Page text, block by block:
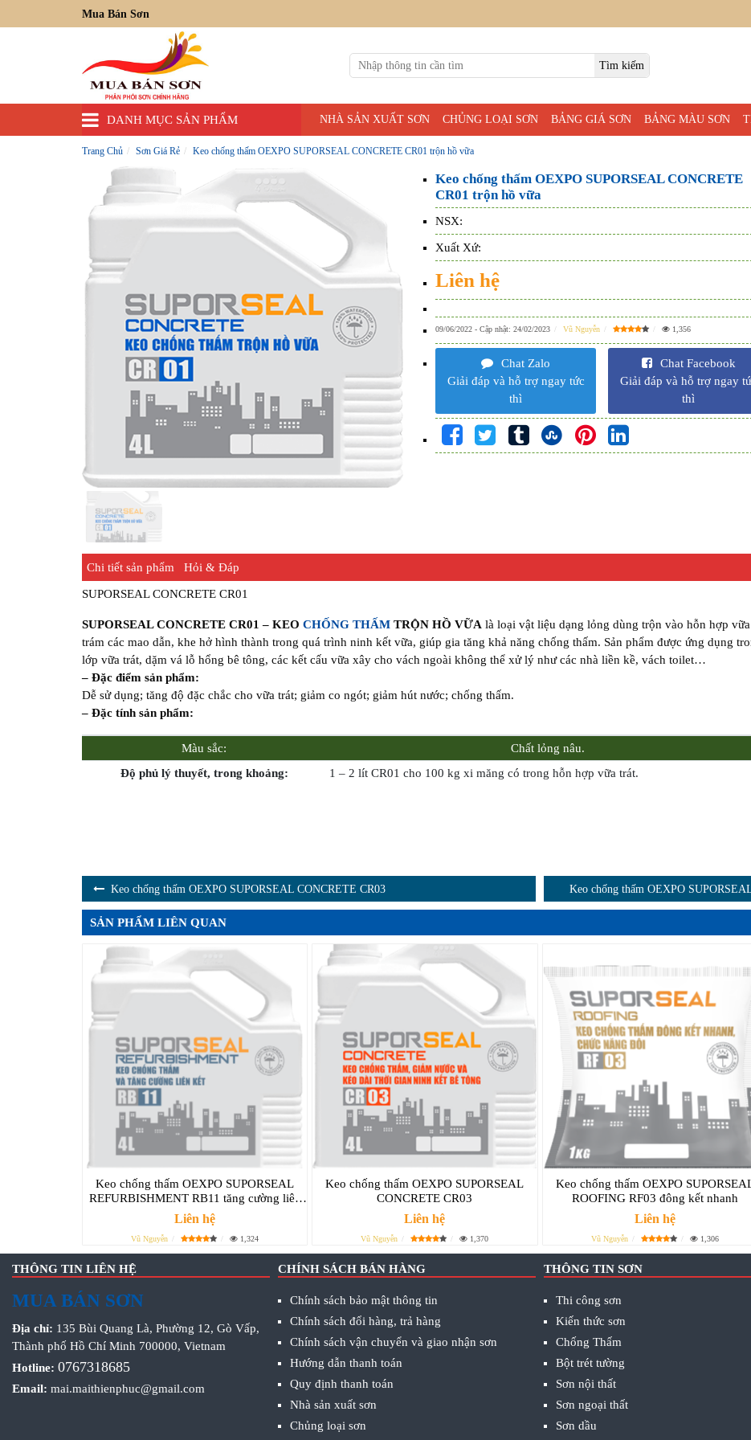
Mua Bán Sơn
DANH MỤC SẢN PHẨM NHÀ SẢN XUẤT SƠN CHỦNG LOẠI SƠN BẢNG GIÁ SƠN BẢNG MÀU SƠN
Trang Chủ Sơn Giá Rẻ Keo chống thấm OEXPO SUPORSEAL CONCRETE CR01 trộn hồ vữa
Keo chống thấm OEXPO SUPORSEAL CONCRETE
CR01 trộn hồ vữa
NSX:
Xuất Xứ:
Liên hệ
09/06/2022 - Cập nhật: 24/02/2023 Vũ Nguyễn 1,356
Chat Zalo
Giải đáp và hỗ trợ ngay tức
thì
Chat Facebook
Giải đáp và hỗ trợ ngay
thì
Chi tiết sản phẩm Hỏi & Đáp
SUPORSEAL CONCRETE CR01
SUPORSEAL CONCRETE CR01 – KEO CHỐNG THẤM TRỘN HỒ VỮA là loại vật liệu dạng lỏng dùng trộn vào hỗn hợp
trám các mao dẫn, khe hở hình thành trong quá trình ninh kết vữa, giúp gia tăng khả năng chống thấm. Sản phẩm được ứng dụng
lớp vữa trát, dặm vá lỗ hổng bê tông, các kết cấu vữa xây cho vách ngoài không thể xử lý như các nhà liền kề, vách toilet…
– Đặc điểm sản phẩm:
Dễ sử dụng; tăng độ đặc chắc cho vữa trát; giảm co ngót; giảm hút nước; chống thấm.
– Đặc tính sản phẩm:
Màu sắc:
Chất lỏng nâu.
Độ phủ lý thuyết, trong khoảng:
1 – 2 lít CR01 cho 100 kg xi măng có trong hỗn hợp vữa trát.
Keo chống thấm OEXPO SUPORSEAL CONCRETE CR03 Keo chống thấm OEXPO
SẢN PHẨM LIÊN QUAN
Keo chống thấm OEXPO SUPORSEAL
REFURBISHMENT RB11 tăng cường liên
kết
Liên hệ
Vũ Nguyễn 1,324
Keo chống thấm OEXPO SUPORSEAL
CONCRETE CR03
Liên hệ
Vũ Nguyễn 1,370
Keo chống thấm OEXPO
ROOFING RF03 đông kết nhanh
Liên hệ
Vũ Nguyễn 1,306
THÔNG TIN LIÊN HỆ
MUA BÁN SƠN
Địa chỉ: 135 Bùi Quang Là, Phường 12, Gò Vấp,
Thành phố Hồ Chí Minh 700000, Vietnam
Hotline: 0767318685
Email: mai.maithienphuc@gmail.com
CHÍNH SÁCH BÁN HÀNG
Chính sách bảo mật thông tin
Chính sách đổi hàng, trả hàng
Chính sách vận chuyển và giao nhận sơn
Hướng dẫn thanh toán
Quy định thanh toán
Nhà sản xuất sơn
Chủng loại sơn
THÔNG TIN SƠN
Thi công sơn
Kiến thức sơn
Chống Thấm
Bột trét tường
Sơn nội thất
Sơn ngoại thất
Sơn dầu